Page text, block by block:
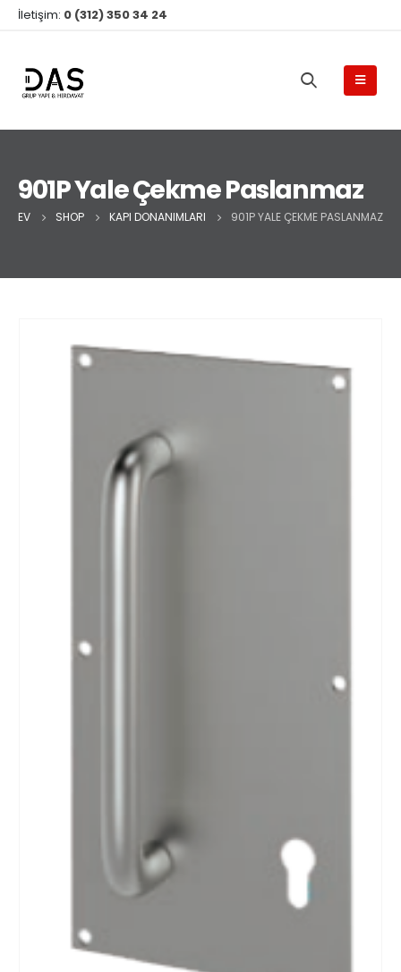
İletişim: 0 (312) 350 34 24
901P Yale Çekme Paslanmaz
EV SHOP KAPI DONANIMLARI 901P YALE ÇEKME PASLANMAZ